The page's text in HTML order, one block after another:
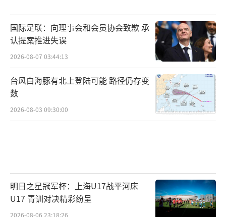
信心修复估值，中期靠资金推动行情扩散，末
期靠业绩确认高度。无业绩验证的行情，都是
短期泡沫；有基本面支撑的行情，才能走长走
远。
牛市途中必有多次深度回调。没有一轮牛
市是单边上涨，519行情有6个月回调，07年大
牛有2个月震荡，每一次冲高回落、情绪分歧，
牛市终结有固定信号，当下完全不满足。
三轮牛市落幕，无一例外都是四大信号共振：
国际足联：向理事会和会员协会致歉 承
认提案推进失误
2026-08-07 03:44:13
台风白海豚有北上登陆可能 路径仍存变
数
2026-08-03 09:30:00
明日之星冠军杯：上海U17战平河床
U17 青训对决精彩纷呈
2026-08-06 23:18:26